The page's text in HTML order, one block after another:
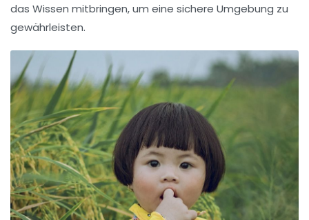
das Wissen mitbringen, um eine sichere Umgebung zu
gewährleisten.